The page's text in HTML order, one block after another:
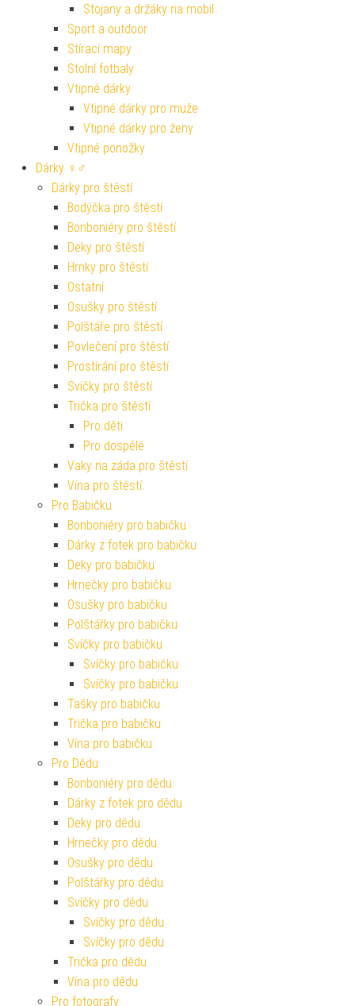
Stojany a držáky na mobil
Sport a outdoor
Stírací mapy
Stolní fotbaly
Vtipné dárky
Vtipné dárky pro muže
Vtipné dárky pro ženy
Vtipné ponožky
Dárky ♀♂
Dárky pro štěstí
Bodýčka pro štěstí
Bonboniéry pro štěstí
Deky pro štěstí
Hrnky pro štěstí
Ostatní
Osušky pro štěstí
Polštáře pro štěstí
Povlečení pro štěstí
Prostírání pro štěstí
Svíčky pro štěstí
Trička pro štěstí
Pro děti
Pro dospělé
Vaky na záda pro štěstí
Vína pro štěstí
Pro Babičku
Bonboniéry pro babičku
Dárky z fotek pro babičku
Deky pro babičku
Hrnečky pro babičku
Osušky pro babičku
Polštářky pro babičku
Svíčky pro babičku
Svíčky pro babičku
Svíčky pro babičku
Tašky pro babičku
Trička pro babičku
Vína pro babičku
Pro Dědu
Bonboniéry pro dědu
Dárky z fotek pro dědu
Deky pro dědu
Hrnečky pro dědu
Osušky pro dědu
Polštářky pro dědu
Svíčky pro dědu
Svíčky pro dědu
Svíčky pro dědu
Trička pro dědu
Vína pro dědu
Pro fotografy